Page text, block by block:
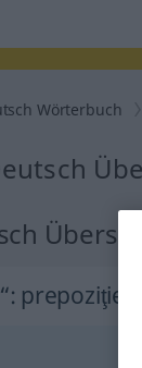
Wörterbuch
: prepoziţie